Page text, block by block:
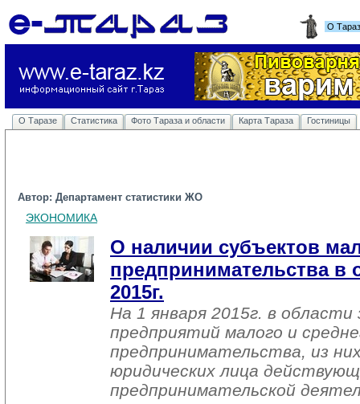
О
О Таразе Статистика Фото Тараза и области Карта Тараза Гостиницы
Автор: Департамент статистики ЖО
ЭКОНОМИКА
О наличии субъектов
предпринимательства в
2015г.
На 1 января 2015г. в
предприятий малого и
предпринимательства, из
юридических лица
предпринимательской